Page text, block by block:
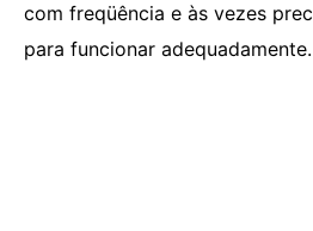
com freqüência e às vezes
para funcionar adequadamente.